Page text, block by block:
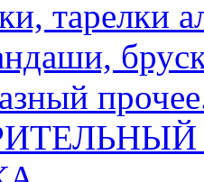
тарелки